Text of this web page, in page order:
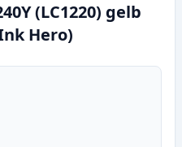
(LC1220) gelb
Hero)